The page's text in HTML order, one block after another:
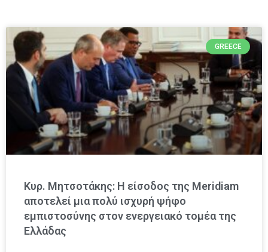
GREECE
Κυρ. Μητσοτάκης: Η είσοδος της Meridiam
αποτελεί μια πολύ ισχυρή ψήφο
εμπιστοσύνης στον ενεργειακό τομέα της
Ελλάδας